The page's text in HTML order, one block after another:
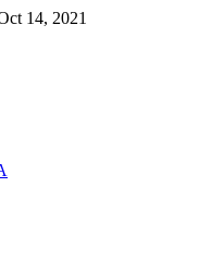
14, 2021